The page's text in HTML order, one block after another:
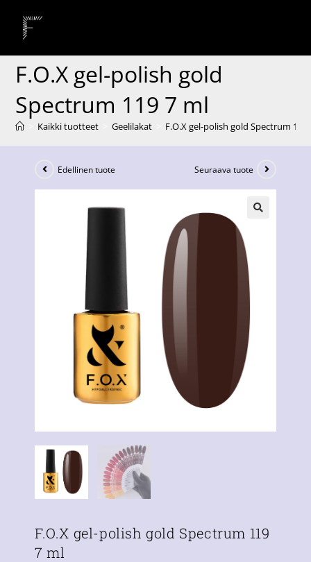
F.O.X gel-polish gold
Spectrum 119 7 ml
Kaikki tuotteet Geelilakat F.O.X gel-polish gold Spectrum 119
Edellinen tuote Seuraava tuote
F.O.X gel-polish gold Spectrum 119
7 ml